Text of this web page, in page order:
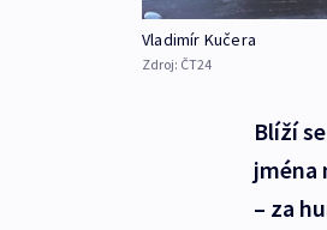
Vladimír Kučera
Zdroj: ČT24
Blíží
jména
– za